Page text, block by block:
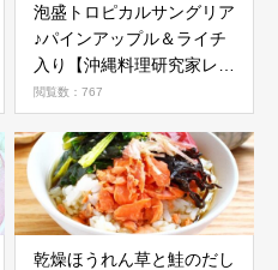
泡盛トロピカルサングリア
♪パインアップル＆ライチ
入り【沖縄料理研究家レシ
ピ】
閲覧数：767
乾燥ほうれん草と鮭のだし